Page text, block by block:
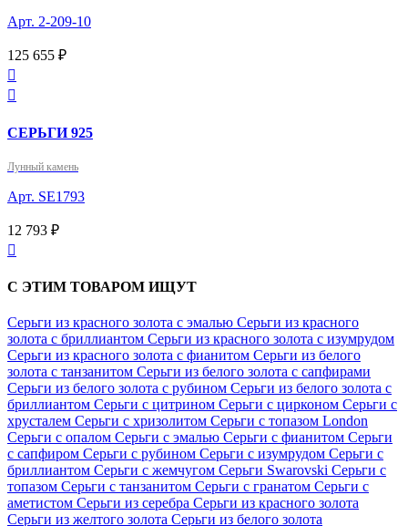
Арт. 2-209-10
125 655 ₽


СЕРЬГИ 925
Лунный камень
Арт. SE1793
12 793 ₽

С ЭТИМ ТОВАРОМ ИЩУТ
Серьги из красного золота с эмалью Серьги из красного
золота с бриллиантом Серьги из красного золота с изумрудом
Серьги из красного золота с фианитом Серьги из белого
золота с танзанитом Серьги из белого золота с сапфирами
Серьги из белого золота с рубином Серьги из белого золота с
бриллиантом Серьги с цитрином Серьги с цирконом Серьги с
хрусталем Серьги с хризолитом Серьги с топазом London
Серьги с опалом Серьги с эмалью Серьги с фианитом Серьги
с сапфиром Серьги с рубином Серьги с изумрудом Серьги с
бриллиантом Серьги с жемчугом Серьги Swarovski Серьги с
топазом Серьги с танзанитом Серьги с гранатом Серьги с
аметистом Серьги из серебра Серьги из красного золота
Серьги из желтого золота Серьги из белого золота